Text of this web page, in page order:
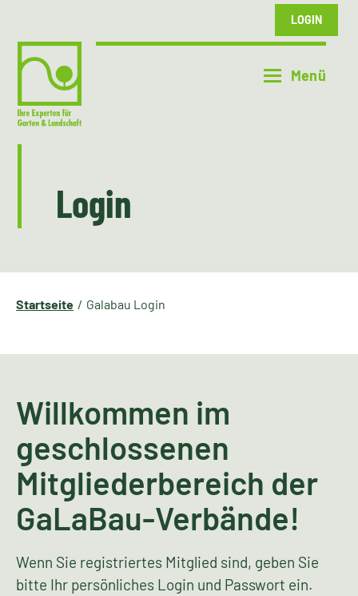
LOGIN
Login
Startseite Galabau Login
Willkommen im
geschlossenen
Mitgliederbereich der
GaLaBau-Verbände!
Wenn Sie registriertes Mitglied sind, geben Sie
bitte Ihr persönliches Login und Passwort ein.